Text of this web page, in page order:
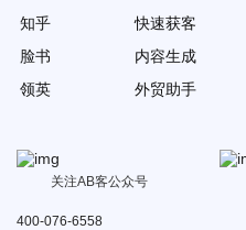
知乎
脸书
领英
快速获客
内容生成
外贸助手
关注AB客公众号
400-076-6558